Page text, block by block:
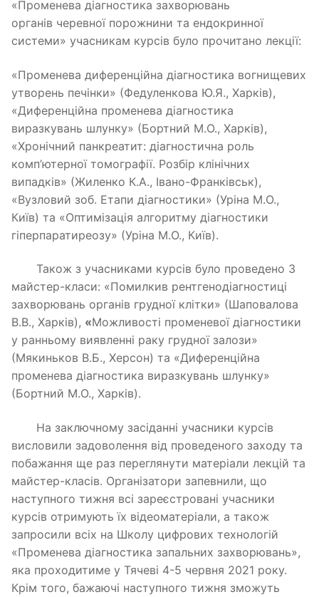
«Променева діагностика захворювань
органів черевної порожнини та ендокринної
системи» учасникам курсів було прочитано лекції:
«Променева диференційна діагностика вогнищевих
утворень печінки» (Федуленкова Ю.Я., Харків),
«Диференційна променева діагностика
виразкувань шлунку» (Бортний М.О., Харків),
«Хронічний панкреатит: діагностична роль
комп’ютерної томографії. Розбір клінічних
випадків» (Жиленко К.А., Івано-Франківськ),
«Вузловий зоб. Етапи діагностики» (Уріна М.О.,
Київ) та «Оптимізація алгоритму діагностики
гіперпаратиреозу» (Уріна М.О., Київ).
Також з учасниками курсів було проведено 3
майстер-класи: «Помилкив рентгенодіагностиці
захворювань органів грудної клітки» (Шаповалова
В.В., Харків), «Можливості променевої діагностики
у ранньому виявленні раку грудної залози»
(Мякиньков В.Б., Херсон) та «Диференційна
променева діагностика виразкувань шлунку»
(Бортний М.О., Харків).
На заключному засіданні учасники курсів
висловили задоволення від проведеного заходу та
побажання ще раз переглянути матеріали лекцій та
майстер-класів. Організатори запевнили, що
наступного тижня всі зареєстровані учасники
курсів отримують їх відеоматеріали, а також
запросили всіх на Школу цифрових технологій
«Променева діагностика запальних захворювань»,
яка проходитиме у Тячеві 4-5 червня 2021 року.
Крім того, бажаючі наступного тижня зможуть